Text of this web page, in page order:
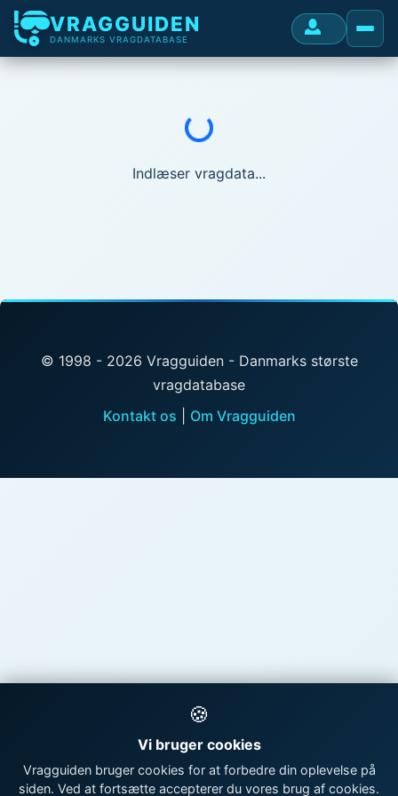
VRAGGUIDEN
DANMARKS VRAGDATABASE
Indlæser...
Indlæser vragdata...
© 1998 - 2026 Vragguiden - Danmarks største
vragdatabase
Kontakt os
Om Vragguiden
🍪
Vi bruger cookies
Vragguiden bruger cookies for at forbedre din oplevelse på
siden. Ved at fortsætte accepterer du vores brug af cookies.